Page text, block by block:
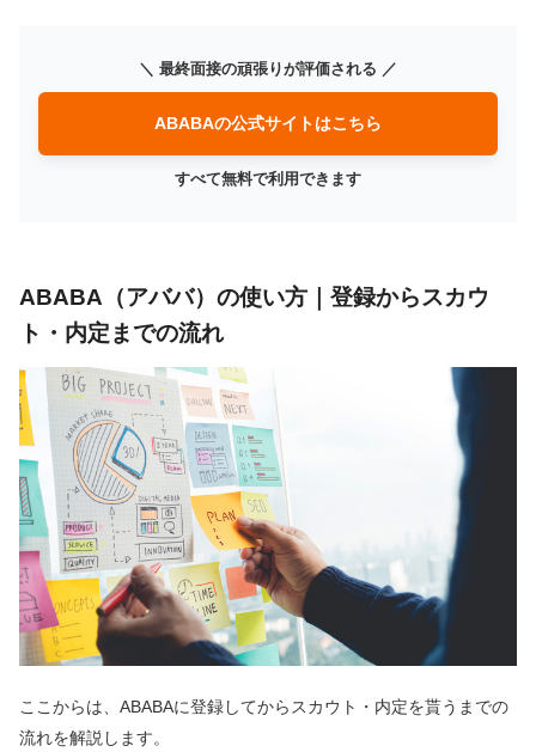
＼ 最終面接の頑張りが評価される ／
ABABAの公式サイトはこちら
すべて無料で利用できます
ABABA（アババ）の使い方｜登録からスカウ
ト・内定までの流れ
ここからは、ABABAに登録してからスカウト・内定を貰うまでの
流れを解説します。